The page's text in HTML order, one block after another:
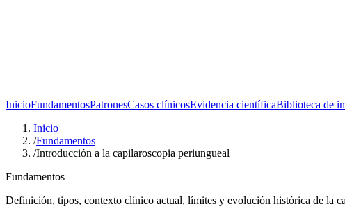
InicioFundamentosPatronesCasos clínicosEvidencia científicaBiblioteca de
Inicio
/Fundamentos
/Introducción a la capilaroscopia periungueal
Fundamentos
Definición, tipos, contexto clínico actual, límites y evolución histórica de la